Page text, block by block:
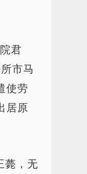
君
市马
使劳
居原
薨，无